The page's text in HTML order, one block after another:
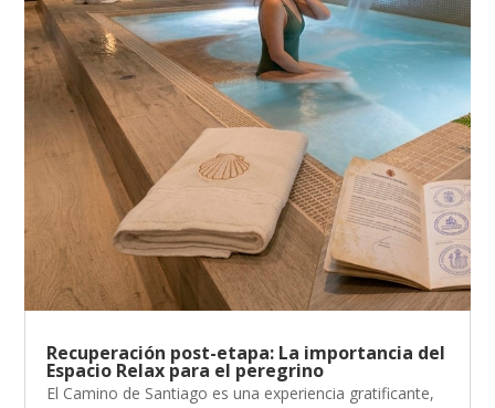
Recuperación post-etapa: La importancia del
Espacio Relax para el peregrino
El Camino de Santiago es una experiencia gratificante,